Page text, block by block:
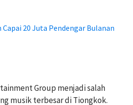
20 Juta Pendengar Bulanan
Group menjadi salah
musik terbesar di Tiongkok.